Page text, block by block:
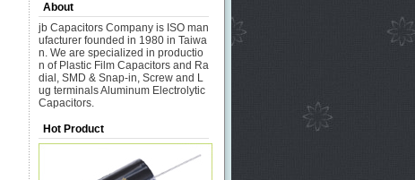
About
jb Capacitors Company is ISO man
ufacturer founded in 1980 in Taiwa
n. We are specialized in productio
n of Plastic Film Capacitors and Ra
dial, SMD & Snap-in, Screw and L
ug terminals Aluminum Electrolytic
Capacitors.
Hot Product